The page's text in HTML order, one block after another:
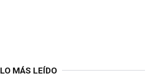
LO MÁS LEÍDO